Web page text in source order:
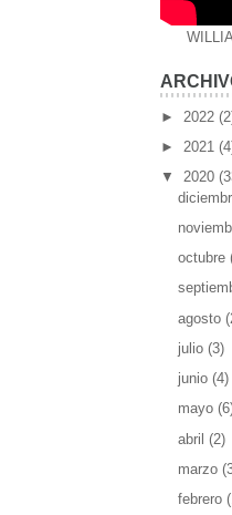
► 2022
► 2021
▼ 2020
octubre
agosto
julio (3)
junio (4)
mayo
abril (2)
marzo
febrero